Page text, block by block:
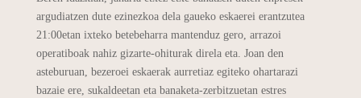
argudiatzen dute ezinezkoa dela gaueko eskaerei erantzutea
21:00etan ixteko betebeharra mantenduz gero, arrazoi
operatiboak nahiz gizarte-ohiturak direla eta. Joan den
asteburuan, bezeroei eskaerak aurretiaz egiteko ohartarazi
bazaie ere, sukaldeetan eta banaketa-zerbitzuetan estres